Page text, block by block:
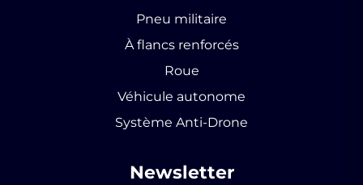
Pneu militaire
À flancs renforcés
Roue
Véhicule autonome
Système Anti-Drone
Newsletter